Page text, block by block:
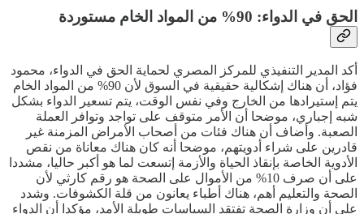
الحق في الدواء: 90% من المواد الخام مستوردة
أكد المدير التنفيذي للمركز المصري لحماية الحق في الدواء، محمود
فؤاد، أن هناك إشكالية حقيقية في السوق لأن 90% من المواد الخام
يتم إستيرادها من الخارج وفي نفس الوقت، يتم تسعير الدواء بشكل
شبه إجباري، موضحا أن الأمر متوقف على تواجد وتوافر العملة
الصعبة. وأضاف أن هناك فئات من أصحاب الأمراض المزمنة غير
قادرين على شراء أدويتهم، موضحا أنه كان هناك معاناة من نقص
الأدوية الخاصة بإنقاذ الحياة والأزمة إتسعت لما هو أكبر حاليا، مشددا
على أن صرف 10% من الأموال على الصحة هو رقم كارثي لأن
الصحة والتعليم أهم، هناك أطباء يعانون من قلة الكشوفات. وشدد
على أن وزارة الصحة تفتقد السياسات طويلة الأمد، مؤكدا أن الدواء